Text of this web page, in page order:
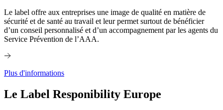
Le label offre aux entreprises une image de qualité en matière de
sécurité et de santé au travail et leur permet surtout de bénéficier
d’un conseil personnalisé et d’un accompagnement par les agents du
Service Prévention de l’AAA.
Plus d'informations
Le Label Responibility Europe